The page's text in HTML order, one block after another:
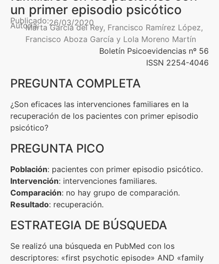
De interés
Contenidos Psicoevidencias
un primer episodio psicótico
Publicado:26/03/2020
Autoría:Marta García del Rey, Francisco Ramírez López,
Francisco Aboza García y Lola Moreno Martín
Boletín Psicoevidencias nº 56
ISSN 2254-4046
PREGUNTA COMPLETA
¿Son eficaces las intervenciones familiares en la
recuperación de los pacientes con primer episodio
psicótico?
PREGUNTA PICO
Población: pacientes con primer episodio psicótico.
Intervención: intervenciones familiares.
Comparación: no hay grupo de comparación.
Resultado: recuperación.
ESTRATEGIA DE BÚSQUEDA
Se realizó una búsqueda en PubMed con los
descriptores: «first psychotic episode» AND «family